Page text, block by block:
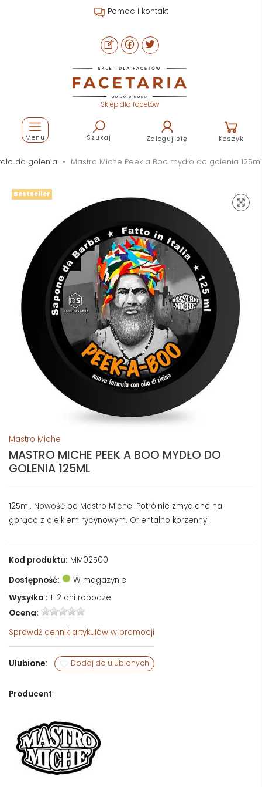
Pomoc i kontakt
Sklep dla facetów
Szukaj Zaloguj się Koszyk
Menu
do golenia Mastro Miche Peek a Boo mydło do golenia 125ml
Bestseller
Mastro Miche
MASTRO MICHE PEEK A BOO MYDŁO DO
GOLENIA 125ML
125ml. Nowość od Mastro Miche. Potrójnie zmydlane na
gorąco z olejkiem rycynowym. Orientalno korzenny.
Kod produktu: MM02500
Dostępność:
W magazynie
Wysyłka : 1-2 dni robocze
Ocena:
Sprawdź cennik artykułów w promocji
Ulubione: Dodaj do ulubionych
Producent: